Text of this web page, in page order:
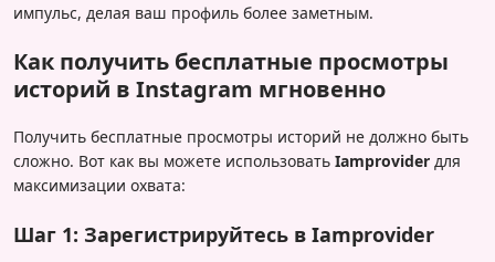
импульс, делая ваш профиль более заметным.
Как получить бесплатные просмотры
историй в Instagram мгновенно
Получить бесплатные просмотры историй не должно быть
сложно. Вот как вы можете использовать Iamprovider для
максимизации охвата:
Шаг 1: Зарегистрируйтесь в Iamprovider